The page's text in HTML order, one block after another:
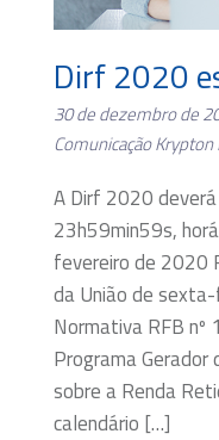
Dirf 2020
30 de dezembro de
Comunicação Krypton
A Dirf 2020
23h59min59s,
fevereiro de 2020
da União de
Normativa RFB
Programa
sobre a Renda
calendário […]